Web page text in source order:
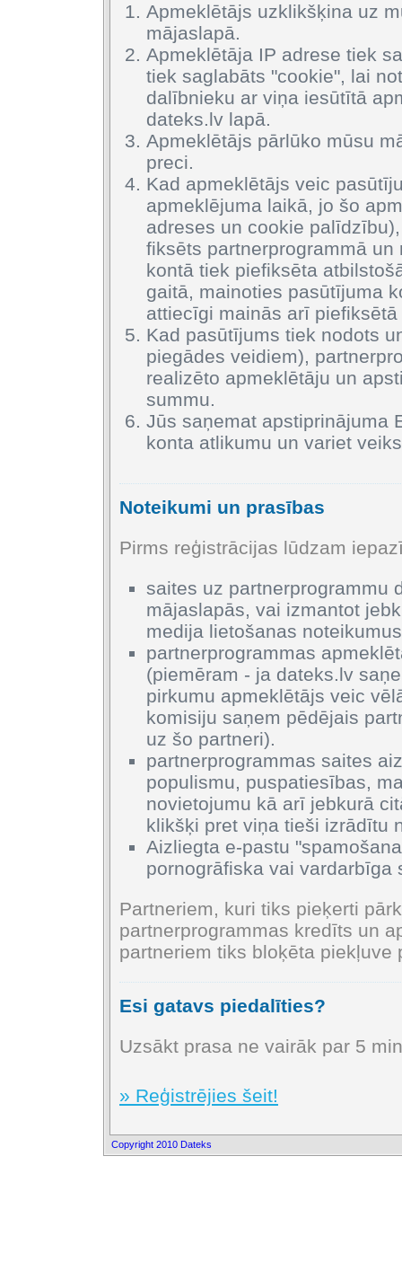
Apmeklētājs uzklikšķina uz
mājaslapā.
Apmeklētāja IP adrese tiek
tiek saglabāts "cookie", lai
dalībnieku ar viņa iesūtītā
dateks.lv lapā.
Apmeklētājs pārlūko mūsu
preci.
Kad apmeklētājs veic
apmeklējuma laikā, jo šo
adreses un cookie
fiksēts partnerprogrammā
kontā tiek piefiksēta
gaitā, mainoties pasūtījuma
attiecīgi mainās arī
Kad pasūtījums tiek nodots
piegādes veidiem),
realizēto apmeklētāju un
summu.
Jūs saņemat apstiprinājuma
konta atlikumu un variet
Noteikumi un prasības
Pirms reģistrācijas lūdzam
saites uz partnerprogrammu
mājaslapās, vai izmantot
medija lietošanas
partnerprogrammas
(piemēram - ja dateks.lv
pirkumu apmeklētājs veic
komisiju saņem pēdējais
uz šo partneri).
partnerprogrammas saites
populismu, puspatiesības,
novietojumu kā arī jebkurā
klikšķi pret viņa tieši izrādītu
Aizliegta e-pastu
pornogrāfiska vai vardarbīga
Partneriem, kuri tiks pieķerti
partnerprogrammas kredīts un
partneriem tiks bloķēta piekļuve
Esi gatavs piedalīties?
Uzsākt prasa ne vairāk par 5
» Reģistrējies šeit!
Copyright 2010 Dateks